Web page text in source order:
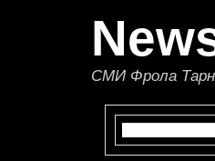
СМИ Фрола